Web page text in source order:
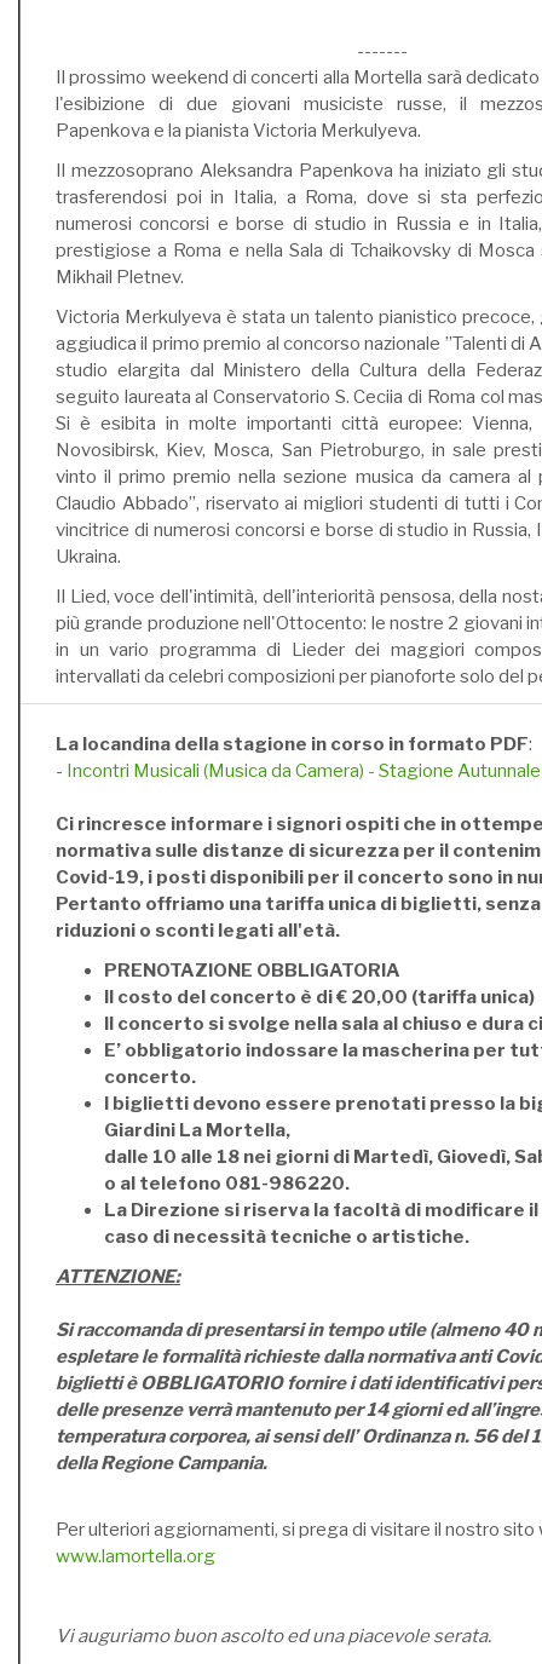
-------
Il prossimo weekend di concerti alla Mortella sarà
l'esibizione di due giovani musiciste russe, il
Papenkova e la pianista Victoria Merkulyeva.
Il mezzosoprano Aleksandra Papenkova ha iniziato gli
trasferendosi poi in Italia, a Roma, dove si sta
numerosi concorsi e borse di studio in Russia e in
prestigiose a Roma e nella Sala di Tchaikovsky di
Mikhail Pletnev.
Victoria Merkulyeva è stata un talento pianistico precoce,
aggiudica il primo premio al concorso nazionale ”Talenti di
studio elargita dal Ministero della Cultura della
seguito laureata al Conservatorio S. Ceciia di Roma col
Si è esibita in molte importanti città europee: Vienna,
Novosibirsk, Kiev, Mosca, San Pietroburgo, in sale
vinto il primo premio nella sezione musica da camera al
Claudio Abbado”, riservato ai migliori studenti di tutti i
vincitrice di numerosi concorsi e borse di studio in Russia,
Ukraina.
Il Lied, voce dell'intimità, dell'interiorità pensosa, della
più grande produzione nell'Ottocento: le nostre 2 giovani
in un vario programma di Lieder dei maggiori
intervallati da celebri composizioni per pianoforte solo del
La locandina della stagione in corso in formato PDF:
- Incontri Musicali (Musica da Camera) - Stagione
Ci rincresce informare i signori ospiti che in
normativa sulle distanze di sicurezza per il
Covid-19, i posti disponibili per il concerto sono in
Pertanto offriamo una tariffa unica di biglietti,
riduzioni o sconti legati all'età.
PRENOTAZIONE OBBLIGATORIA
Il costo del concerto è di € 20,00 (tariffa unica)
Il concerto si svolge nella sala al chiuso e dura
E’ obbligatorio indossare la mascherina per
concerto.
I biglietti devono essere prenotati presso la
Giardini La Mortella,
dalle 10 alle 18 nei giorni di Martedì, Giovedì,
o al telefono 081-986220.
La Direzione si riserva la facoltà di modificare
caso di necessità tecniche o artistiche.
ATTENZIONE:
Si raccomanda di presentarsi in tempo utile (almeno 40
espletare le formalità richieste dalla normativa anti
biglietti è OBBLIGATORIO fornire i dati identificativi
delle presenze verrà mantenuto per 14 giorni ed
temperatura corporea, ai sensi dell’ Ordinanza n. 56
della Regione Campania.
Per ulteriori aggiornamenti, si prega di visitare il nostro sito
www.lamortella.org
Vi auguriamo buon ascolto ed una piacevole serata.